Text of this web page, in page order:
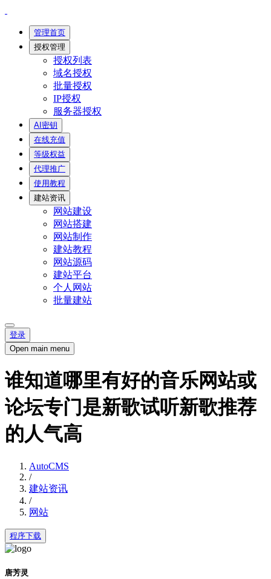
管理首页
授权管理
授权列表
域名授权
批量授权
IP授权
服务器授权
AI密钥
在线充值
等级权益
代理推广
使用教程
建站资讯
网站建设
网站搭建
网站制作
建站教程
网站源码
建站平台
个人网站
批量建站
登录
Open main menu
谁知道哪里有好的音乐网站或
论坛专门是新歌试听新歌推荐
的人气高
AutoCMS
/
建站资讯
/
网站
程序下载
唐芳灵